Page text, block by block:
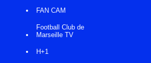
FAN CAM
Football Club de
Marseille TV
H+1